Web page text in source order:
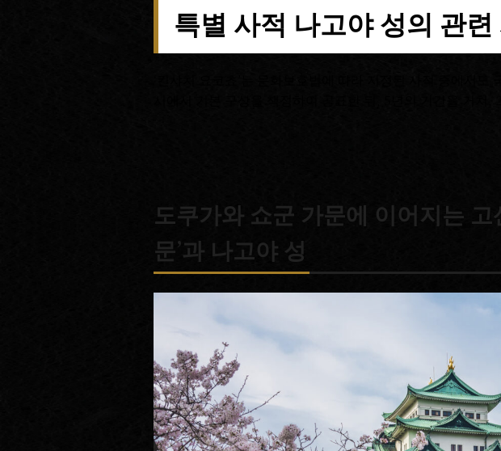
특별 사적 나고야 성의 관련
‘킨샤치 요코쵸’는 문화보호법에 따라 지정된 사적 중에서
시에서 기본 구상을 책정하여 공표한 뒤, 5년의 기간을 거쳐
도쿠가와 쇼군 가문에 이어지는
문’과 나고야 성